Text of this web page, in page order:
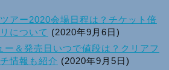
アー2020会場日程は？チケット倍
について (2020年9月6日)
ー＆発売日いつで値段は？クリアフ
情報も紹介 (2020年9月5日)